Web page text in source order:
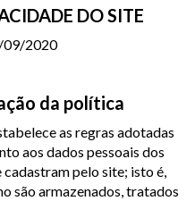
DO SITE
09/2020
da política
as regras adotadas
aos dados pessoais dos
cadastram pelo site; isto é,
são armazenados, tratados